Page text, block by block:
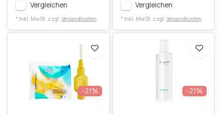
Vergleichen
* Inkl. MwSt. zzgl. Versandkosten
Vergleichen
* Inkl. MwSt. zzgl. Versandkosten
-21% -21%